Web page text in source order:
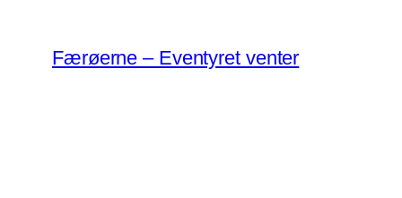
indhold
Færøerne – Eventyret venter